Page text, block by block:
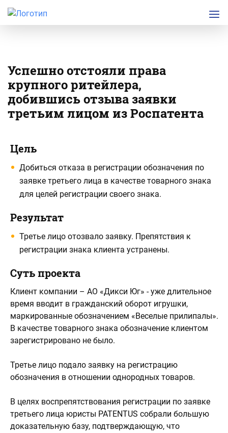
Успешно отстояли права
крупного ритейлера,
добившись отзыва заявки
третьим лицом из Роспатента
Подробная
информация
по
проекту
Основная
по
проекту
Цель
Добиться отказа в регистрации обозначения по
заявке третьего лица в качестве товарного знака
для целей регистрации своего знака.
Результат
Третье лицо отозвало заявку. Препятствия к
регистрации знака клиента устранены.
Суть проекта
Клиент компании – АО «Дикси Юг» - уже длительное
время вводит в гражданский оборот игрушки,
маркированные обозначением «Веселые прилипалы».
В качестве товарного знака обозначение клиентом
зарегистрировано не было.
Третье лицо подало заявку на регистрацию
обозначения в отношении однородных товаров.
В целях воспрепятствования регистрации по заявке
третьего лица юристы PATENTUS собрали большую
доказательную базу, подтверждающую, что